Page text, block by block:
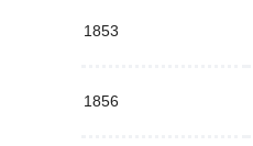
1853
1856